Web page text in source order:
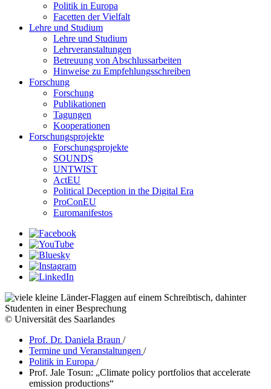
Politik in Europa
Facetten der Vielfalt
Lehre und Studium
Lehre und Studium
Lehrveranstaltungen
Betreuung von Abschlussarbeiten
Hinweise zu Empfehlungsschreiben
Forschung
Forschung
Publikationen
Tagungen
Kooperationen
Forschungsprojekte
Forschungsprojekte
SOUNDS
UNTWIST
ActEU
Political Deception in the Digital Era
ProConEU
Euromanifestos
© Universität des Saarlandes
Prof. Dr. Daniela Braun /
Termine und Veranstaltungen /
Politik in Europa /
Prof. Jale Tosun: „Climate policy portfolios that accelerate
emission productions“